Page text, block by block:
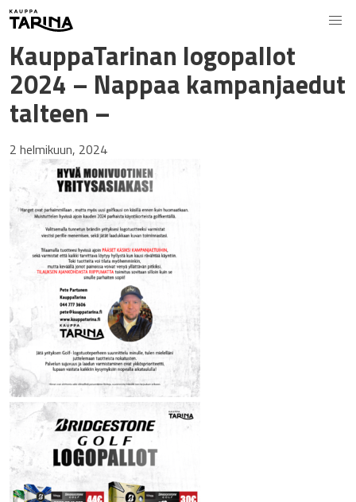
KauppaTarinan logopallot
2024 – Nappaa kampanjaedut
talteen –
2 helmikuun, 2024